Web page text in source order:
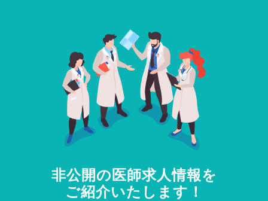
非公開の医師求人情報を
ご紹介いたします！